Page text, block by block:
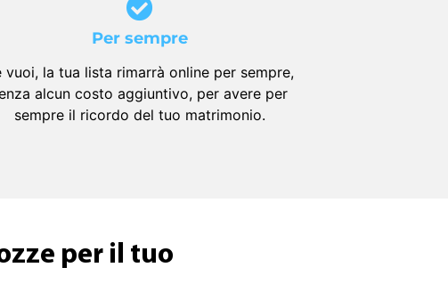
Per sempre
vuoi, la tua lista rimarrà online per sempre,
alcun costo aggiuntivo, per avere per
sempre il ricordo del tuo matrimonio.
per il tuo